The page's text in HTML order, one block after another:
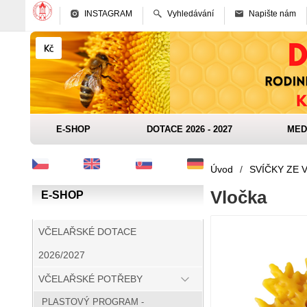
INSTAGRAM Vyhledávání Napište nám
E-SHOP DOTACE 2026 - 2027 MED
E-SHOP
VČELAŘSKÉ DOTACE
2026/2027
VČELAŘSKÉ POTŘEBY
PLASTOVÝ PROGRAM -
Úvod / SVÍČKY ZE
Vločka